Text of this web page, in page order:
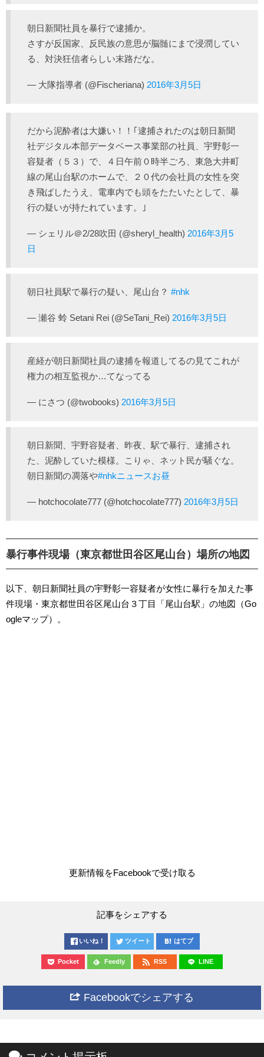
朝日新聞社員を暴行で逮捕か。
さすが反国家、反民族の意思が脳髄にまで浸潤してい
る、対決狂信者らしい末路だな。
— 大隊指導者 (@Fischeriana) 2016年3月5日
だから泥酔者は大嫌い！！｢逮捕されたのは朝日新聞
社デジタル本部データベース事業部の社員、宇野彰一
容疑者（５３）で、４日午前０時半ごろ、東急大井町
線の尾山台駅のホームで、２０代の会社員の女性を突
き飛ばしたうえ、電車内でも頭をたたいたとして、暴
行の疑いが持たれています。｣
— シェリル＠2/28吹田 (@sheryl_health) 2016年3月5
日
朝日社員駅で暴行の疑い、尾山台？ #nhk
— 瀬谷 蛉 Setani Rei (@SeTani_Rei) 2016年3月5日
産経が朝日新聞社員の逮捕を報道してるの見てこれが
権力の相互監視か…てなってる
— にさつ (@twobooks) 2016年3月5日
朝日新聞、宇野容疑者、昨夜、駅で暴行、逮捕され
た、泥酔していた模様。こりゃ、ネット民が騒ぐな。
朝日新聞の凋落や#nhkニュースお昼
— hotchocolate777 (@hotchocolate777) 2016年3月5日
暴行事件現場（東京都世田谷区尾山台）場所の地図
以下、朝日新聞社員の宇野彰一容疑者が女性に暴行を加えた事
件現場・東京都世田谷区尾山台３丁目「尾山台駅」の地図（Go
ogleマップ）。
更新情報をFacebookで受け取る
記事をシェアする
いいね！ ツイート はてブ
Pocket Feedly RSS LINE
Facebookでシェアする